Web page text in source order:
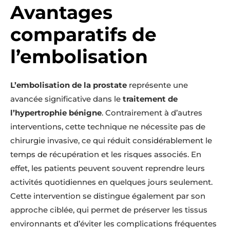
Avantages
comparatifs de
l’embolisation
L’embolisation de la prostate représente une
avancée significative dans le traitement de
l’hypertrophie bénigne. Contrairement à d’autres
interventions, cette technique ne nécessite pas de
chirurgie invasive, ce qui réduit considérablement le
temps de récupération et les risques associés. En
effet, les patients peuvent souvent reprendre leurs
activités quotidiennes en quelques jours seulement.
Cette intervention se distingue également par son
approche ciblée, qui permet de préserver les tissus
environnants et d’éviter les complications fréquentes